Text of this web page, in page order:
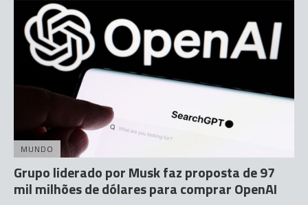
MUNDO
Grupo liderado por Musk faz proposta de 97
mil milhões de dólares para comprar OpenAI